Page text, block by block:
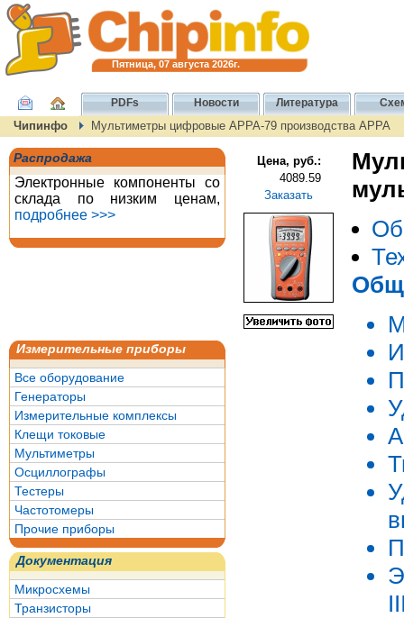
Пятница, 07 августа 2026г.
PDFs Новости Литература
Чипинфо Мультиметры цифровые APPA-79 производства APPA
Распродажа
Электронные компоненты со
склада по низким ценам,
подробнее >>>
Измерительные приборы
Все оборудование
Генераторы
Измерительные комплексы
Клещи токовые
Мультиметры
Осциллографы
Тестеры
Частотомеры
Прочие приборы
Документация
Микросхемы
Транзисторы
Цена, руб.:
4089.59
Заказать